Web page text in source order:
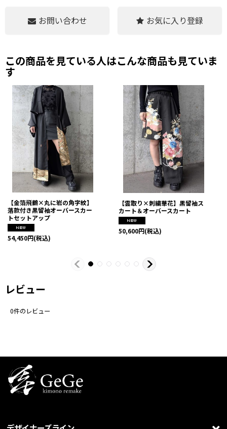
お問い合わせ お気に入り登録
この商品を見ている人はこんな商品も見ていま
す
【金箔飛鶴×丸に岩の角字紋】
落款付き黒留袖オーバースカー
トセットアップ
54,450円(税込)
【雲取り×刺繍華花】黒留袖ス
カート＆オーバースカート
50,600円(税込)
レビュー
0件のレビュー